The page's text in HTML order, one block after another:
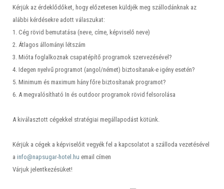
Kérjük az érdeklődőket, hogy előzetesen küldjék meg szállodánknak az
alábbi kérdésekre adott válaszukat:
1. Cég rövid bemutatása (neve, címe, képviselő neve)
2. Átlagos állományi létszám
3. Mióta foglalkoznak csapatépítő programok szervezésével?
4. Idegen nyelvű programot (angol/német) biztosítanak-e igény esetén?
5. Minimum és maximum hány főre biztosítanak programot?
6. A megvalósítható In és outdoor programok rövid felsorolása
A kiválasztott cégekkel stratégiai megállapodást kötünk.
Kérjük a cégek a képviselőit vegyék fel a kapcsolatot a szálloda vezetésével
a info@napsugar-hotel.hu email címen
Várjuk jelentkezésüket!